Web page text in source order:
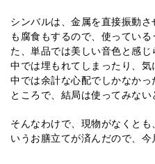
シンバルは、金属を直接振動
も腐食もするので、使ってい
た、単品では美しい音色と感
中では埋もれてしまったり、
中では余計な心配でしかなか
ところで、結局は使ってみない
そんなわけで、現物がなくと
いうお膳立てが済んだので、今